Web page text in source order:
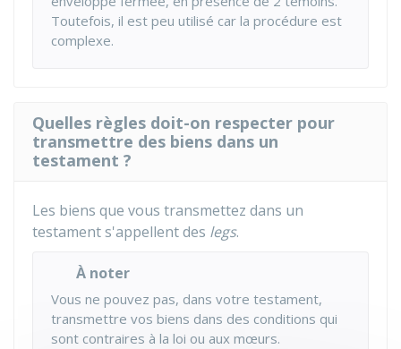
Toutefois, il est peu utilisé car la procédure est
complexe.
Quelles règles doit-on respecter pour
transmettre des biens dans un
testament ?
Les biens que vous transmettez dans un
testament s'appellent des legs.
À noter
Vous ne pouvez pas, dans votre testament,
transmettre vos biens dans des conditions qui
sont contraires à la loi ou aux mœurs.